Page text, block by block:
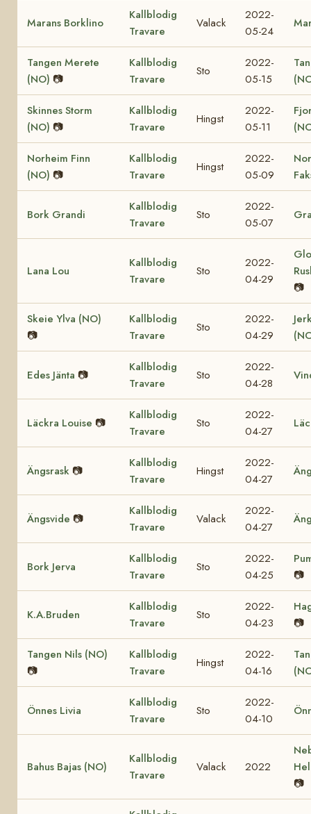
Marans Borklino
Kallblodig
Travare
Valack
2022-
05-24
Tangen Merete
(NO) 📷
Kallblodig
Travare
Sto
2022-
05-15
Skinnes Storm
(NO) 📷
Kallblodig
Travare
Hingst
2022-
05-11
Norheim Finn
(NO) 📷
Kallblodig
Travare
Hingst
2022-
05-09
Bork Grandi
Kallblodig
Travare
Sto
2022-
05-07
Lana Lou
Kallblodig
Travare
Sto
2022-
04-29
📷
Skeie Ylva (NO)
📷
Kallblodig
Travare
Sto
2022-
04-29
Edes Jänta 📷
Kallblodig
Travare
Sto
2022-
04-28
Läckra Louise 📷
Kallblodig
Travare
Sto
2022-
04-27
Ängsrask 📷
Kallblodig
Travare
Hingst
2022-
04-27
Ängsvide 📷
Kallblodig
Travare
Valack
2022-
04-27
Bork Jerva
Kallblodig
Travare
Sto
2022-
04-25
📷
K.A.Bruden
Kallblodig
Travare
Sto
2022-
04-23
📷
Tangen Nils (NO)
📷
Kallblodig
Travare
Hingst
2022-
04-16
Önnes Livia
Kallblodig
Travare
Sto
2022-
04-10
Bahus Bajas (NO)
Kallblodig
Travare
Valack 2022
📷